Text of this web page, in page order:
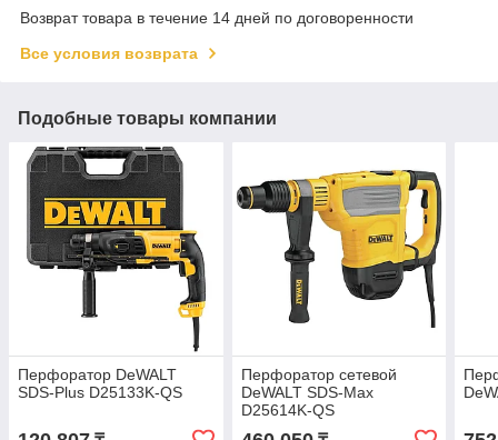
Возврат товара в течение 14 дней по договоренности
Все условия возврата
Подобные товары компании
Перфоратор DeWALT
SDS-Plus D25133K-QS
Перфоратор сетевой
DeWALT SDS-Max
D25614K-QS